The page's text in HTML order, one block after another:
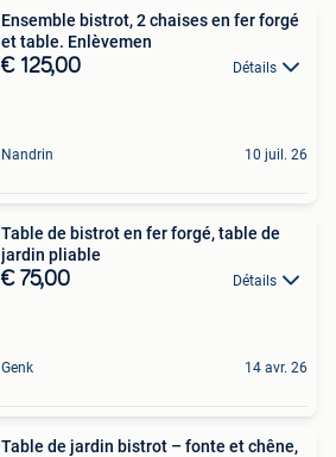
Ensemble bistrot, 2 chaises en fer forgé
et table. Enlèvemen
€ 125,00 Détails
Nandrin 10 juil. 26
Table de bistrot en fer forgé, table de
jardin pliable
€ 75,00 Détails
Genk 14 avr. 26
Table de jardin bistrot – fonte et chêne,